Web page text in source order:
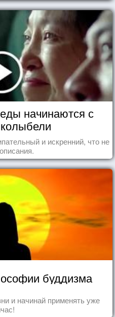
начинаются с
и искренний, что не
буддизма
и начинай применять уже